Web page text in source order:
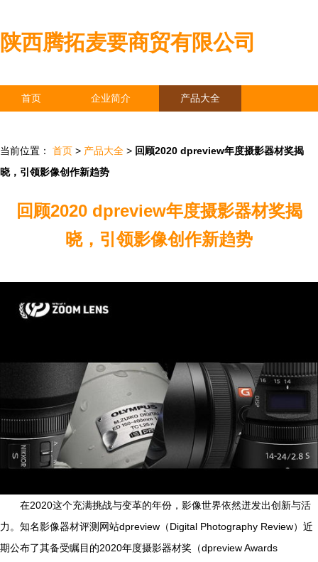
陕西腾拓麦要商贸有限公司
首页 企业简介 产品大全
当前位置： 首页 > 产品大全 > 回顾2020 dpreview年度摄影器材奖揭
晓，引领影像创作新趋势
回顾2020 dpreview年度摄影器材奖揭
晓，引领影像创作新趋势
在2020这个充满挑战与变革的年份，影像世界依然迸发出创新与活
力。知名影像器材评测网站dpreview（Digital Photography Review）近
期公布了其备受瞩目的2020年度摄影器材奖（dpreview Awards